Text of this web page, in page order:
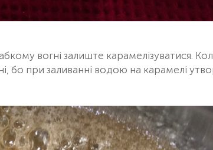
вогні залиште карамелізуватися.
бо при заливанні водою на карамелі